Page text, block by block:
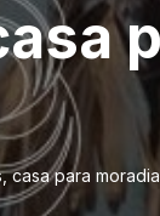
casa para